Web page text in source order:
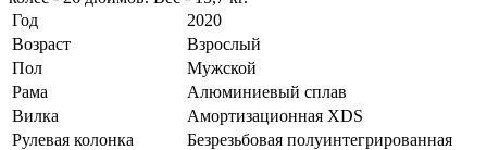
Год
2020
Возраст
Взрослый
Пол
Мужской
Рама
Алюминиевый сплав
Вилка
Амортизационная XDS
Рулевая колонка
Безрезьбовая полуинтегрированная